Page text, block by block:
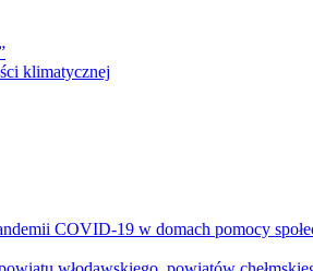
klimatycznej
COVID-19 w domach pomocy